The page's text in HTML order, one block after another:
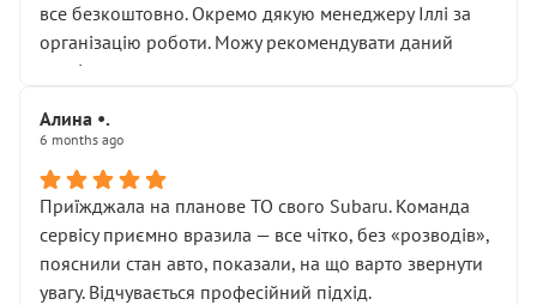
все безкоштовно. Окремо дякую менеджеру Іллі за
організацію роботи. Можу рекомендувати даний
сервіс.
Алина •.
6 months ago
Приїжджала на планове ТО свого Subaru. Команда
сервісу приємно вразила — все чітко, без «розводів»,
пояснили стан авто, показали, на що варто звернути
увагу. Відчувається професійний підхід.